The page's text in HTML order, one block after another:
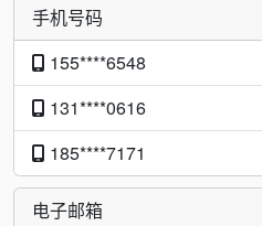
手机号码
155****6548
131****0616
185****7171
电子邮箱